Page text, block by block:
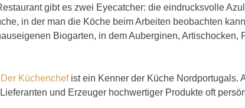
gibt es zwei Eyecatcher: die eindrucksvolle
in der man die Köche beim Arbeiten beobachten
Biogarten, in dem Auberginen, Artischocken,
Küchenchef ist ein Kenner der Küche Nordportugals.
und Erzeuger hochwertiger Produkte oft